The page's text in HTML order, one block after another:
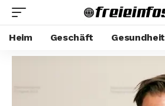
Heim Geschäft Gesundheit